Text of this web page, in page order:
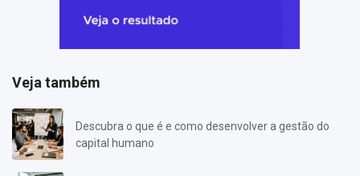
Veja também
Descubra o que é e como desenvolver a gestão do
capital humano